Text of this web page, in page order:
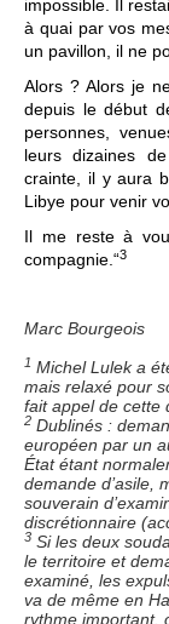
impossible. Il
à quai par vos
un pavillon, il ne
Alors ? Alors je
depuis le début
personnes,
leurs dizaines
crainte, il y aura
Libye pour venir
Il me reste à
compagnie.“3
Marc Bourgeois
1 Michel Lulek a
mais relaxé pour
fait appel de cette
2 Dublinés :
européen par un
État étant
demande d’asile,
souverain
discrétionnaire
3 Si les deux
le territoire et
examiné, les
va de même en
rythme important,